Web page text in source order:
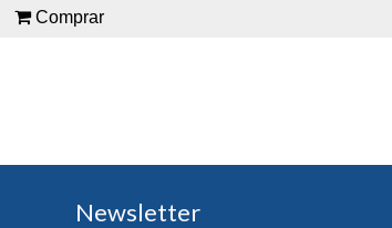
Comprar
Newsletter